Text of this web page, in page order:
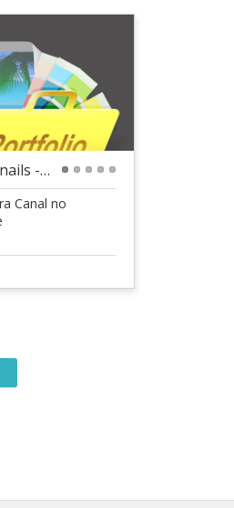
Thumbnails - Dicas e Trabalho
Canal no